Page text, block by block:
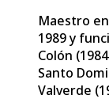
Maestro
1989 y
Colón
Santo
Valverde